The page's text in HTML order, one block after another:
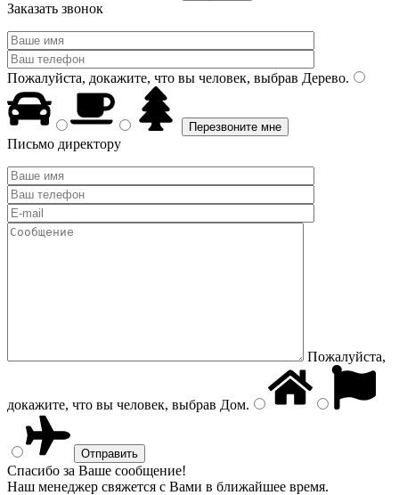
Заказать звонок
Пожалуйста, докажите, что вы человек, выбрав Дерево.
Письмо директору
Пожалуйста,
докажите, что вы человек, выбрав Дом.
Спасибо за Ваше сообщение!
Наш менеджер свяжется с Вами в ближайшее время.